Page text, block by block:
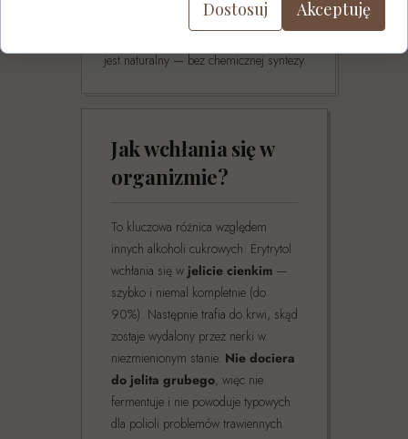
. Produkt krystalizuje się i
jest naturalny — bez chemicznej syntezy.
Jak wchłania się w
organizmie?
To kluczowa różnica względem
innych alkoholi cukrowych. Erytrytol
wchłania się w jelicie cienkim —
szybko i niemal kompletnie (do
90%). Następnie trafia do krwi, skąd
zostaje wydalony przez nerki w
niezmienionym stanie. Nie dociera
do jelita grubego, więc nie
fermentuje i nie powoduje typowych
dla polioli problemów trawiennych.
Dostosuj Akceptuję